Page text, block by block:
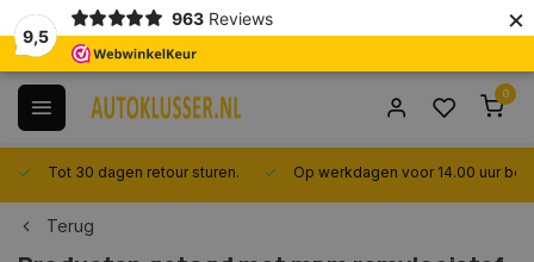
9,5
963 Reviews ×
0
Tot 30 dagen retour sturen. Op werkdagen voor 14.00 uur
Terug